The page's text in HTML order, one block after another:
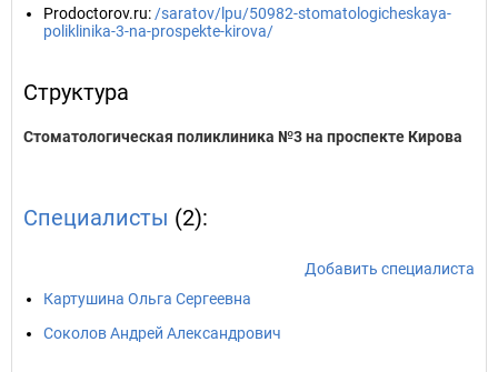
Prodoctorov.ru: /saratov/lpu/50982-stomatologicheskaya-
poliklinika-3-na-prospekte-kirova/
Структура
Стоматологическая поликлиника №3 на проспекте Кирова
Специалисты (2):
Добавить специалиста
Картушина Ольга Сергеевна
Соколов Андрей Александрович